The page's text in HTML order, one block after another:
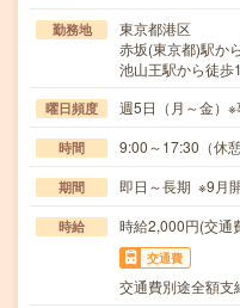
勤務地
東京都港区
赤坂(東京都)駅か
池山王駅から徒歩
曜日頻度 週5日（月～金）※
時間 9:00～17:30（休
期間 即日～長期 ※9月
時給 時給2,000円(交通
交通費
交通費別途全額支